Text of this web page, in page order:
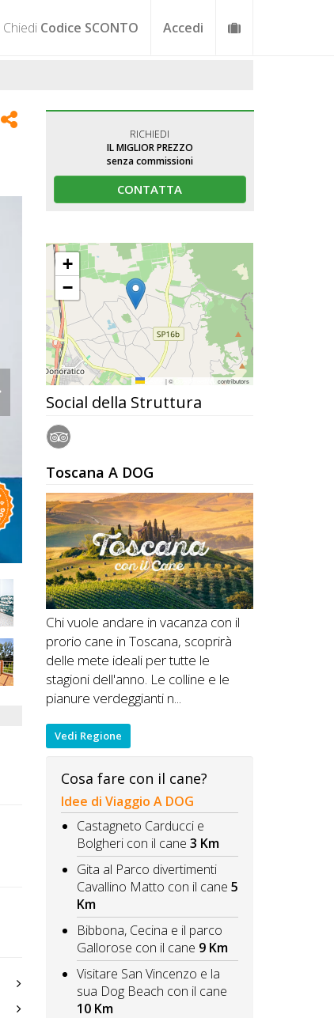
Chiedi Codice SCONTO Accedi
RICHIEDI
IL MIGLIOR PREZZO
senza commissioni
CONTATTA
+
−
|© contributors
Social della Struttura
Toscana A DOG
Chi vuole andare in vacanza con il
prorio cane in Toscana, scoprirà
delle mete ideali per tutte le
stagioni dell'anno. Le colline e le
pianure verdeggianti n...
Vedi Regione
Cosa fare con il cane?
Idee di Viaggio A DOG
Castagneto Carducci e
Bolgheri con il cane 3 Km
Gita al Parco divertimenti
Cavallino Matto con il cane 5
Km
Bibbona, Cecina e il parco
Gallorose con il cane 9 Km
Visitare San Vincenzo e la
sua Dog Beach con il cane
10 Km